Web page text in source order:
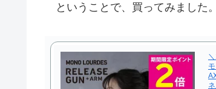
ということで、買ってみました。